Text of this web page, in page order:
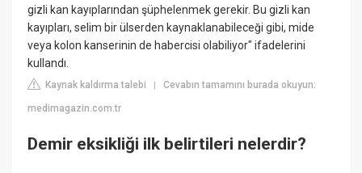
gizli kan kayıplarından şüphelenmek gerekir. Bu gizli kan
kayıpları, selim bir ülserden kaynaklanabileceği gibi, mide
veya kolon kanserinin de habercisi olabiliyor" ifadelerini
kullandı.
Kaynak kaldırma talebi |Cevabın tamamını burada okuyun:
medimagazin.com.tr
Demir eksikliği ilk belirtileri nelerdir?